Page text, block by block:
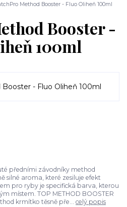
Method Booster - Fluo Oliheň 100ml
Booster -
100ml
předními závodníky method
silné aroma, které zesiluje efekt
pro ryby je specifická barva, kterou
místem. TOP METHOD BOOSTER
krmítko těsně pře... celý popis